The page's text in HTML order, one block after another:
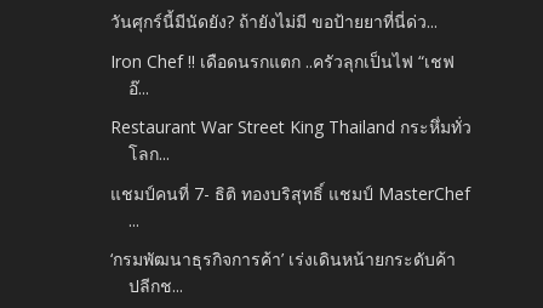
วันศุกร์นี้มีนัดยัง? ถ้ายังไม่มี ขอป้ายยาที่นี่ด่ว...
Iron Chef !! เดือดนรกแตก ..ครัวลุกเป็นไฟ “เชฟ
อ๊...
Restaurant War Street King Thailand กระหึ่มทั่ว
โลก...
แชมป์คนที่ 7- ธิติ ทองบริสุทธิ์ แชมป์ MasterChef
...
‘กรมพัฒนาธุรกิจการค้า’ เร่งเดินหน้ายกระดับค้า
ปลีกช...